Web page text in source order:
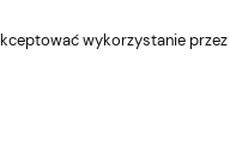
wykorzystanie